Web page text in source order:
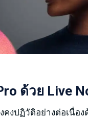
ด้วย Live
คงปฏิวัติอย่างต่อเนื่